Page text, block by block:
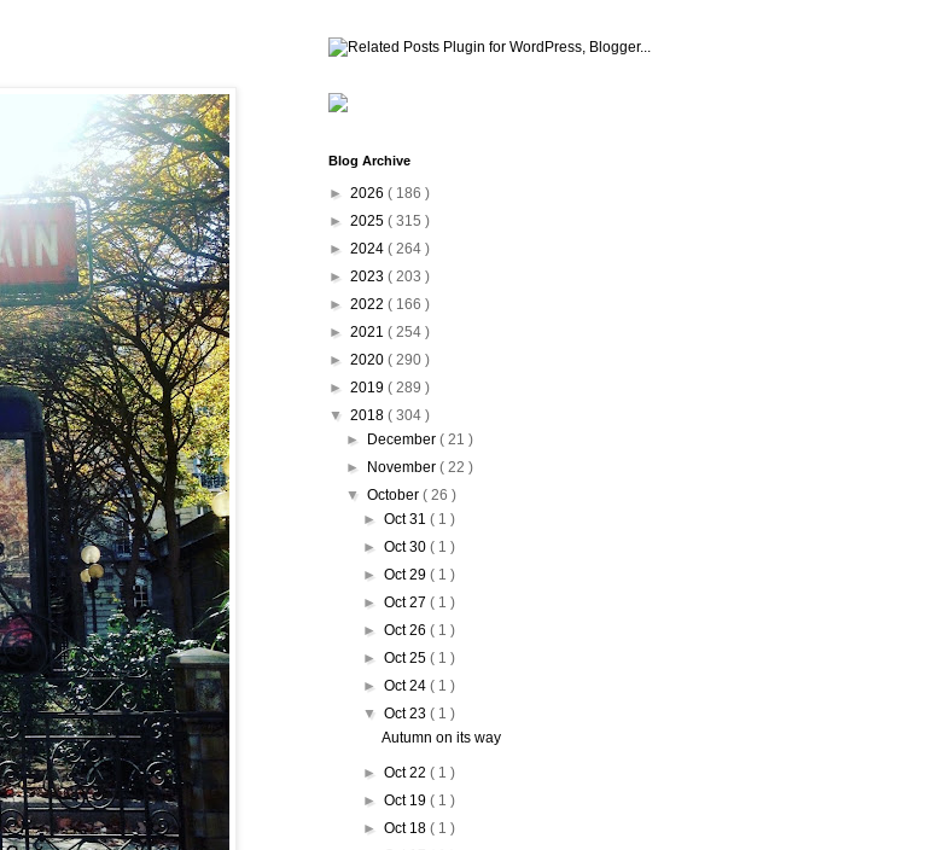
Blog Archive
► 2026 ( 186 )
► 2025 ( 315 )
► 2024 ( 264 )
► 2023 ( 203 )
► 2022 ( 166 )
► 2021 ( 254 )
► 2020 ( 290 )
► 2019 ( 289 )
▼ 2018 ( 304 )
►
December ( 21 )
►
November ( 22 )
▼ October ( 26 )
►Oct 31( 1 )
►Oct 30( 1 )
►Oct 29( 1 )
►Oct 27( 1 )
►Oct 26( 1 )
►Oct 25( 1 )
►Oct 24( 1 )
▼Oct 23( 1 )
Autumn on its way
►Oct 22( 1 )
►Oct 19( 1 )
►Oct 18( 1 )